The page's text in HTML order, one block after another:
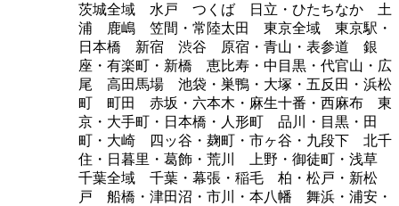
茨城全域 水戸 つくば 日立・ひたちなか 土
浦 鹿嶋 笠間・常陸太田 東京全域 東京駅・
日本橋 新宿 渋谷 原宿・青山・表参道 銀
座・有楽町・新橋 恵比寿・中目黒・代官山・広
尾 高田馬場 池袋・巣鴨・大塚・五反田・浜松
町 町田 赤坂・六本木・麻生十番・西麻布 東
京・大手町・日本橋・人形町 品川・目黒・田
町・大崎 四ッ谷・麹町・市ヶ谷・九段下 北千
住・日暮里・葛飾・荒川 上野・御徒町・浅草
千葉全域 千葉・幕張・稲毛 柏・松戸・新松
戸 船橋・津田沼・市川・本八幡 舞浜・浦安・